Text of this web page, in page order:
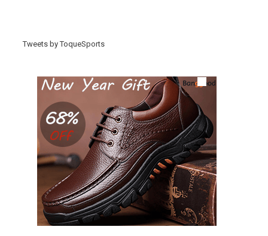
Tweets by ToqueSports